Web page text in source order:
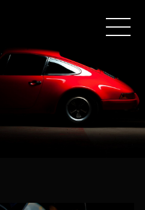
MEN